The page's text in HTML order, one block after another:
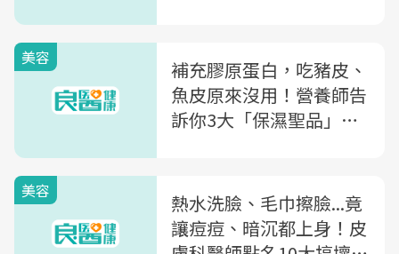
美容
補充膠原蛋白，吃豬皮、
魚皮原來沒用！營養師告
訴你3大「保濕聖品」：
美容
熱水洗臉、毛巾擦臉...竟
讓痘痘、暗沉都上身！皮